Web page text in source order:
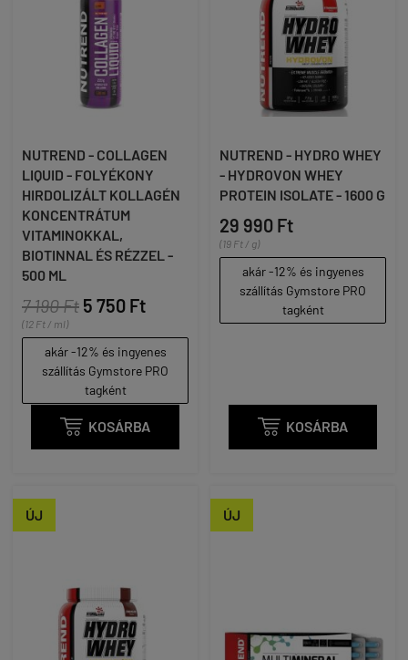
NUTREND - COLLAGEN
LIQUID - FOLYÉKONY
HIRDOLIZÁLT KOLLAGÉN
KONCENTRÁTUM
VITAMINOKKAL,
BIOTINNAL ÉS RÉZZEL -
500 ML
7 190 Ft 5 750 Ft
(12 Ft / ml)
akár -12% és ingyenes
szállítás Gymstore PRO
tagként
 KOSÁRBA
NUTREND - HYDRO WHEY
- HYDROVON WHEY
PROTEIN ISOLATE - 1600 G
29 990 Ft
(19 Ft / g)
akár -12% és ingyenes
szállítás Gymstore PRO
tagként
 KOSÁRBA
ÚJ ÚJ